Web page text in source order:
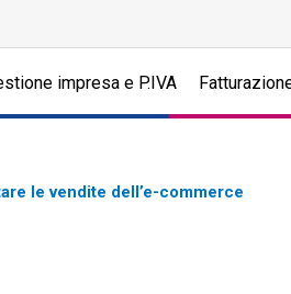
impresa e P.IVA
le vendite dell’e-commerce